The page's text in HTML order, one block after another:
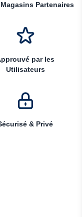
Partenaires
par les
Utilisateurs
& Privé